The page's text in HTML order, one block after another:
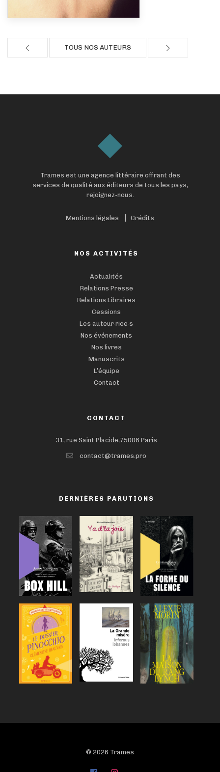
TOUS NOS AUTEURS
Trames est une agence littéraire offrant des
services de qualité aux éditeurs de tous les pays,
rejoignez-nous.
Mentions légales Crédits
NOS ACTIVITÉS
Actualités
Relations Presse
Relations Libraires
Cessions
Les auteur·rice·s
Nos événements
Nos livres
Manuscrits
L’équipe
Contact
CONTACT
31, rue Saint Placide,75006 Paris
contact@trames.pro
DERNIÈRES PARUTIONS
© 2026 Trames